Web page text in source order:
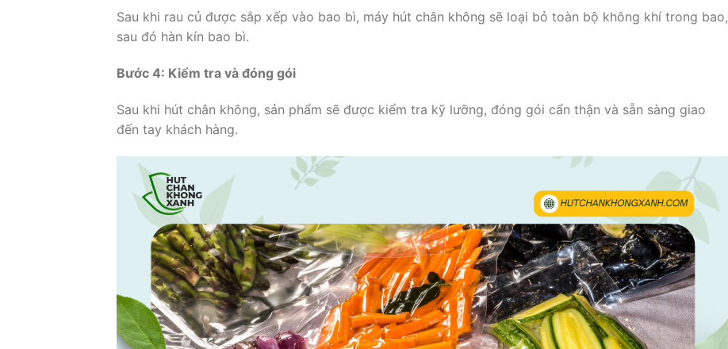
Sau khi rau củ được sắp xếp vào bao bì, máy hút chân không sẽ loại bỏ toàn bộ không khí trong bao,
sau đó hàn kín bao bì.
Bước 4: Kiểm tra và đóng gói
Sau khi hút chân không, sản phẩm sẽ được kiểm tra kỹ lưỡng, đóng gói cẩn thận và sẵn sàng giao
đến tay khách hàng.